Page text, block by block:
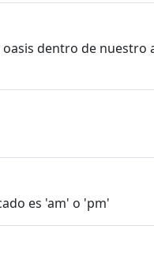
dentro de
es 'am' o 'pm'